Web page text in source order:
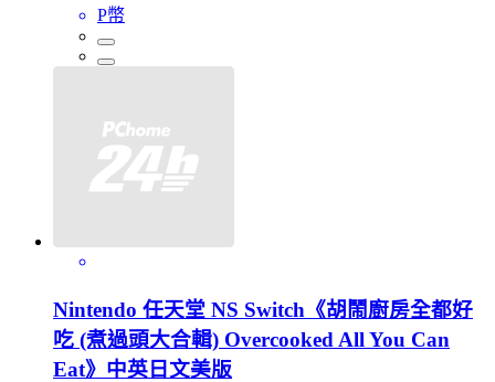
P幣
Nintendo 任天堂 NS Switch《胡鬧廚房全都好
吃 (煮過頭大合輯) Overcooked All You Can
Eat》中英日文美版